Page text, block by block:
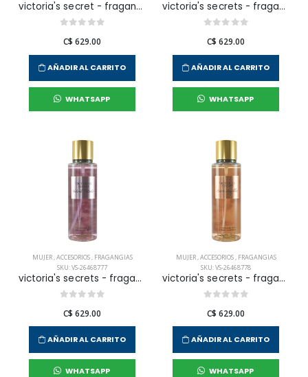
victoria's secret - fragancia corporal pure seduction shimmer para mujer
C$ 629.00
AÑADIR AL CARRITO
WHATSAPP
victoria's secrets - fragancia corporal love spell para mujer
C$ 629.00
AÑADIR AL CARRITO
WHATSAPP
MUJER,ACCESORIOS, FRAGANGIAS
SKU: VS-26468777
victoria's secrets - fragancia corporal velvet petals para mujer
C$ 629.00
AÑADIR AL CARRITO
WHATSAPP
MUJER,ACCESORIOS, FRAGANGIAS
SKU: VS-26468778
victoria's secrets - fragancia corporal bare vainilla para mujer
C$ 629.00
AÑADIR AL CARRITO
WHATSAPP